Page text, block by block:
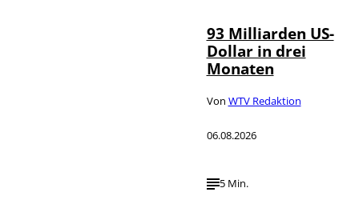
93 Milliarden US-
Dollar in drei
Monaten
Von WTV Redaktion
06.08.2026
5 Min.